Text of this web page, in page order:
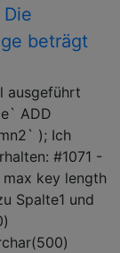
beträgt
ausgeführt
ADD
); Ich
#1071 -
key length
Spalte1 und